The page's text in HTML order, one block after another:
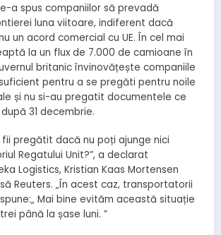
a spus companiilor să prevadă
luna viitoare, indiferent dacă
un acord comercial cu UE. În cel mai
la un flux de 7.000 de camioane în
britanic învinovățește companiile
pentru a se pregăti pentru noile
și nu si-au pregatit documentele ce
31 decembrie.
fii pregătit dacă nu poți ajunge nici
Regatului Unit?”, a declarat
Logistics, Kristian Kaas Mortensen
Reuters. „În acest caz, transportatorii
Mai bine evităm această situație
până la șase luni. ”